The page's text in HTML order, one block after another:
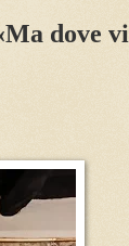
dove